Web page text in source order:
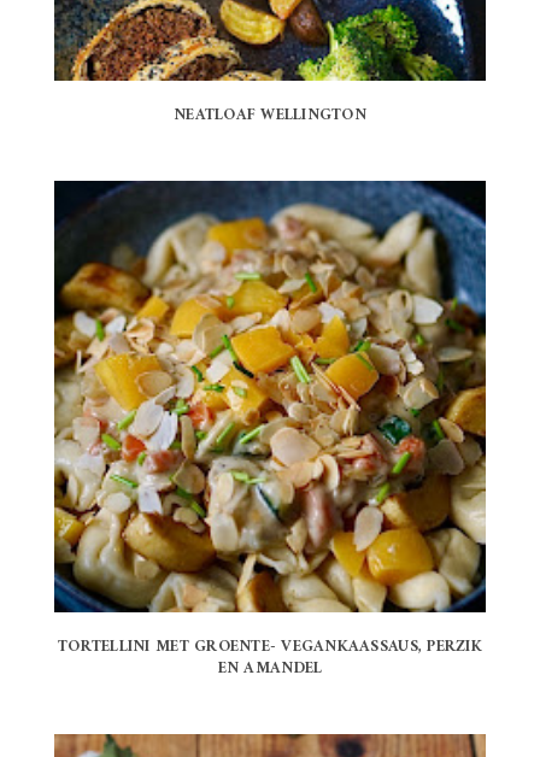
NEATLOAF WELLINGTON
TORTELLINI MET GROENTE- VEGANKAASSAUS, PERZIK
EN AMANDEL